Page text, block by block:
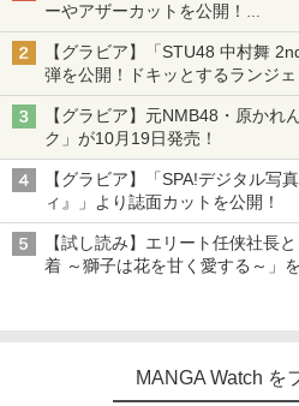
ーやアザーカットを公開！
タイトルは「offcourt（オフコー
【グラビア】「STU48 中村舞
弾を公開！ドキッとするランジ
【グラビア】元NMB48・原かれ
ク」が10月19日発売！
【グラビア】「SPA!デジタル写
ィ』」より誌面カットを公開！
【試し読み】エリート任侠社長
着 ～獅子は花を甘く愛する～」
MANGA Watch を